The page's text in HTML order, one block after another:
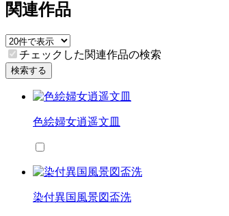
関連作品
チェックした関連作品の検索
検索する
色絵婦女逍遥文皿
染付異国風景図盃洗